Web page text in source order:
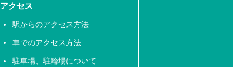
アクセス
駅からのアクセス方法
車でのアクセス方法
駐車場、駐輪場について